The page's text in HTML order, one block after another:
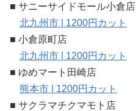
■ サニーサイドモール小倉店
北九州市 | 1200円カット
■ 小倉原町店
北九州市 | 1200円カット
■ ゆめマート田崎店
熊本市 | 1200円カット
■ サクラマチクマモト店